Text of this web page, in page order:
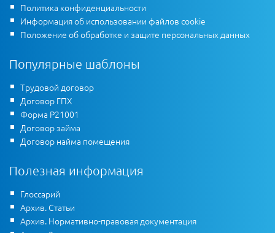
Политика конфиденциальности
Информация об использовании файлов cookie
Положение об обработке и защите персональных данных
Популярные шаблоны
Трудовой договор
Договор ГПХ
Форма Р21001
Договор займа
Договор найма помещения
Полезная информация
Глоссарий
Архив. Статьи
Архив. Нормативно-правовая документация